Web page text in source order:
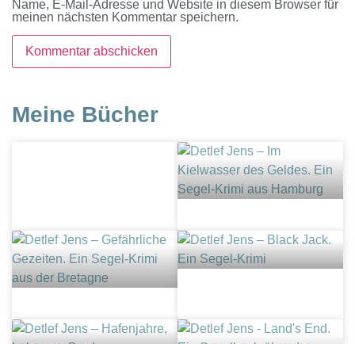
Name, E-Mail-Adresse und Website in diesem Browser für
meinen nächsten Kommentar speichern.
Meine Bücher